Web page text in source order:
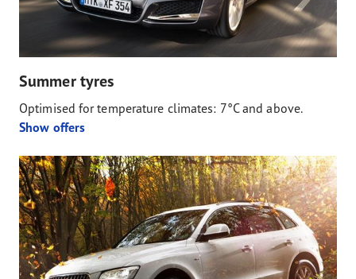
Summer tyres
Optimised for temperature climates: 7°C and above.
Show offers